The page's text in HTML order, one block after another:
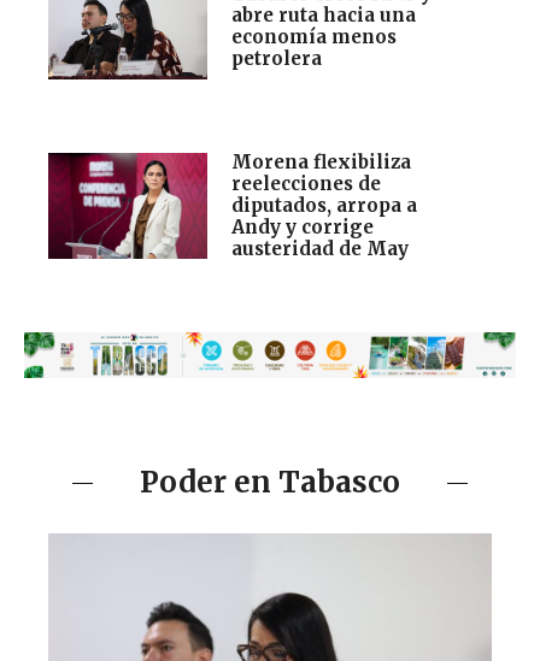
abre ruta hacia una
economía menos
petrolera
Morena flexibiliza
reelecciones de
diputados, arropa a
Andy y corrige
austeridad de May
Poder en Tabasco